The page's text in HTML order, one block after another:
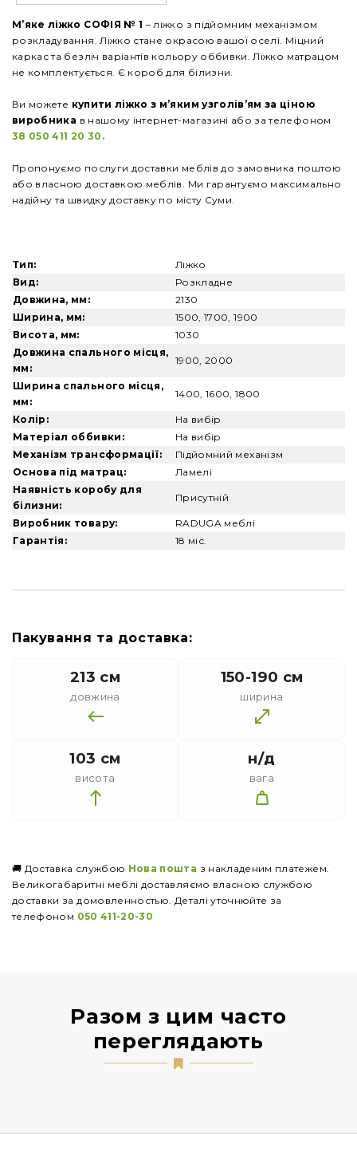
М’яке ліжко СОФІЯ №1 – ліжко з підйомним механізмом
розкладування. Ліжко стане окрасою вашої оселі. Міцний
каркас та безліч варіантів кольору оббивки. Ліжко матрацом
не комплектується. Є короб для білизни.
Ви можете купити ліжко з м’яким узголів’ям за ціною
виробника в нашому інтернет-магазині або за телефоном
38 050 411 20 30.
Пропонуємо послуги доставки меблів до замовника поштою
або власною доставкою меблів. Ми гарантуємо максимально
надійну та швидку доставку по місту Суми.
Тип:
Ліжко
Вид:
Розкладне
Довжина, мм:
2130
Ширина, мм:
1500, 1700, 1900
Висота, мм:
1030
Довжина спального місця,
мм:
1900, 2000
Ширина спального місця,
мм:
1400, 1600, 1800
Колір:
На вибір
Матеріал оббивки:
На вибір
Механізм трансформації:
Підйомний механізм
Основа під матрац:
Ламелі
Наявність коробу для
білизни:
Присутній
Виробник товару:
RADUGA меблі
Гарантія:
18 міс.
Пакування та доставка:
213 см
довжина
150-190 см
ширина
103 см
висота
н/д
вага
🚚 Доставка службою Нова пошта з накладеним платежем.
Великогабаритні меблі доставляємо власною службою
доставки за домовленностью. Деталі уточнюйте за
телефоном 050 411-20-30
Разом з цим часто
переглядають